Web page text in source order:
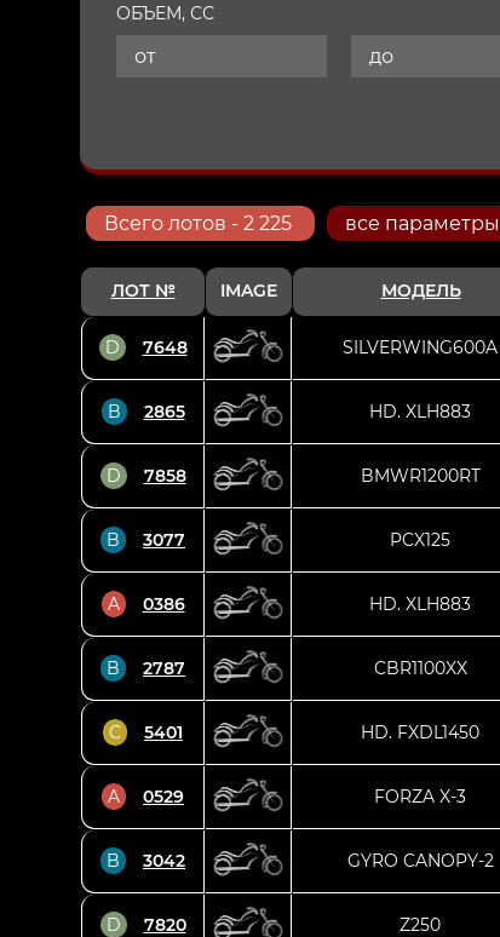
ОБЪЕМ, СС
Всего лотов - 2 225 все параметры
ЛОТ № IMAGE МОДЕЛЬ
D 7648 SILVERWING600A
B 2865 HD. XLH883
D 7858 BMWR1200RT
B 3077 PCX125
A 0386 HD. XLH883
B 2787 CBR1100XX
C 5401 HD. FXDL1450
A 0529 FORZA X-3
B 3042 GYRO CANOPY-2
D 7820 Z250